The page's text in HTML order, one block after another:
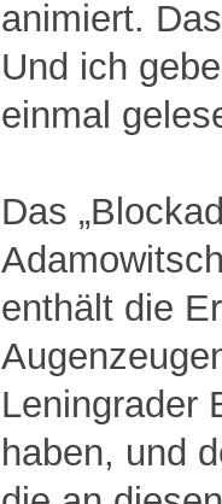
animiert.
Und ich
einmal
Das
enthält die
Leningrader
haben, und